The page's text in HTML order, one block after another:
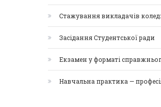
Стажування викладачів
Засідання Студентської ради
Екзамен у форматі
Навчальна практика —